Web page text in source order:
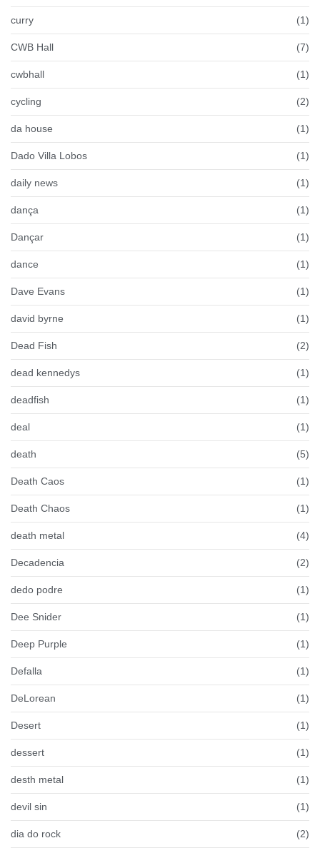
curry (1)
CWB Hall (7)
cwbhall (1)
cycling (2)
da house (1)
Dado Villa Lobos (1)
daily news (1)
dança (1)
Dançar (1)
dance (1)
Dave Evans (1)
david byrne (1)
Dead Fish (2)
dead kennedys (1)
deadfish (1)
deal (1)
death (5)
Death Caos (1)
Death Chaos (1)
death metal (4)
Decadencia (2)
dedo podre (1)
Dee Snider (1)
Deep Purple (1)
Defalla (1)
DeLorean (1)
Desert (1)
dessert (1)
desth metal (1)
devil sin (1)
dia do rock (2)